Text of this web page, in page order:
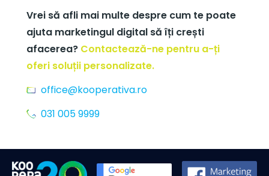
Vrei să afli mai multe despre cum te poate
ajuta marketingul digital să îți crești
afacerea? Contactează-ne pentru a-ți
oferi soluții personalizate.
office@kooperativa.ro
031 005 9999